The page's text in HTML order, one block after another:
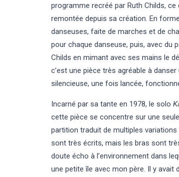
programme recréé par Ruth Childs,
remontée depuis sa création. En
danseuses, faite de marches et de
pour chaque danseuse, puis, avec du
Childs en mimant avec ses mains le
c’est une pièce très agréable à
silencieuse, une fois lancée,
Incarné par sa tante en 1978, le solo
cette pièce se concentre sur une
partition traduit de multiples variations
sont très écrits, mais les bras sont
doute écho à l’environnement dans
une petite île avec mon père. Il y avait